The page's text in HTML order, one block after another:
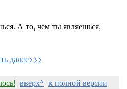
А то, чем ты являешься,
далее>>>
вверх^ к полной версии